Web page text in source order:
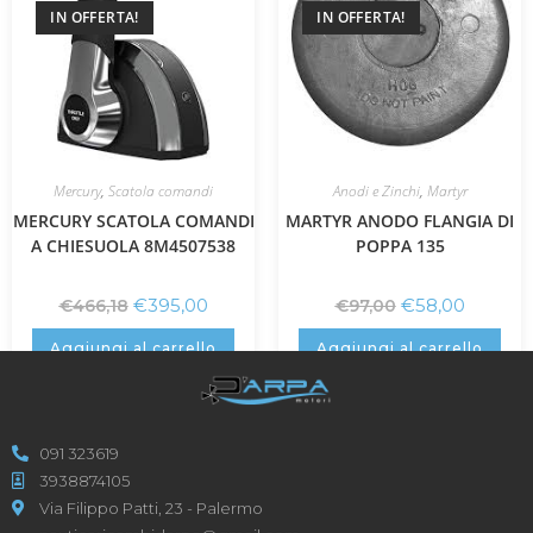
IN OFFERTA!
Mercury, Scatola comandi
MERCURY SCATOLA COMANDI
A CHIESUOLA 8M4507538
€466,18 €395,00
Aggiungi al carrello
IN OFFERTA!
Anodi e Zinchi, Martyr
MARTYR ANODO FLANGIA DI
POPPA 135
€97,00 €58,00
Aggiungi al carrello
091 323619
3938874105
Via Filippo Patti, 23 - Palermo